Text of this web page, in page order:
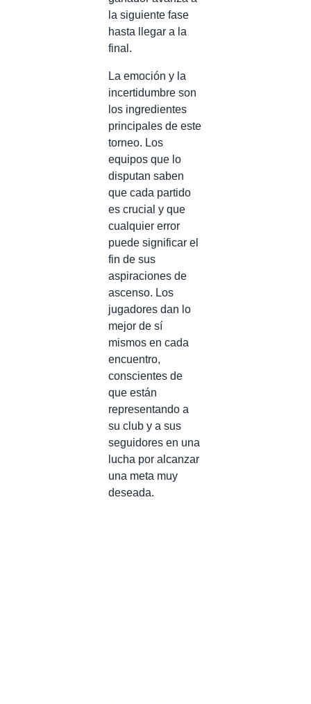
la siguiente fase
hasta llegar a la
final.
La emoción y la
incertidumbre son
los ingredientes
principales de este
torneo. Los
equipos que lo
disputan saben
que cada partido
es crucial y que
cualquier error
puede significar el
fin de sus
aspiraciones de
ascenso. Los
jugadores dan lo
mejor de sí
mismos en cada
encuentro,
conscientes de
que están
representando a
su club y a sus
seguidores en una
lucha por alcanzar
una meta muy
deseada.